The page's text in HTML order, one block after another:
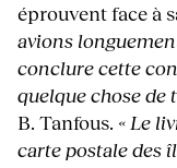
éprouvent face à
avions
conclure cette
quelque chose de
B. Tanfous. « Le
carte postale des